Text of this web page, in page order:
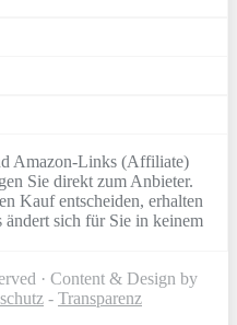
Amazon-Links (Affiliate)
Sie direkt zum Anbieter.
Kauf entscheiden, erhalten
sich für Sie in keinem
· Content & Design by
- Transparenz